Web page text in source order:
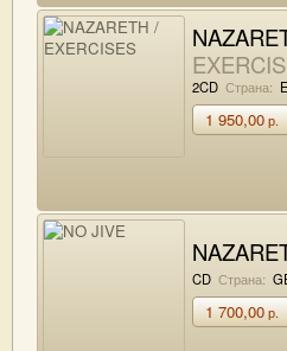
2CD Страна:
1 950,00р.
CD Страна:
1 700,00р.